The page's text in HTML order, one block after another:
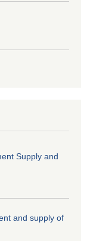
Supply and
and supply of